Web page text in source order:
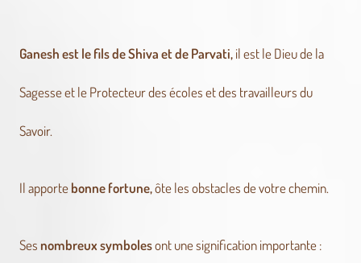
Ganesh est le fils de Shiva et de Parvati,il est le Dieu de la
Sagesse et le Protecteur des écoles et des travailleurs du
Savoir.
Il apportebonne fortune,ôte les obstacles de votre chemin.
Ses nombreux symbolesont une signification importante :